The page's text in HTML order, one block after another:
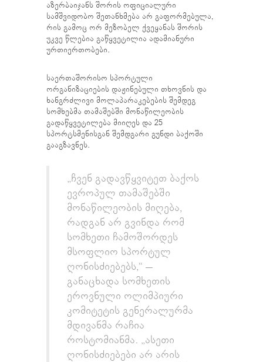
აზერბაიჯანს შორის ოფიციალური
სამშვიდობო შეთანხმება არ გაფორმებულა,
რის გამოც ორ მეზობელ ქვეყანას შორის
უკვე წლებია გაწყვეტილია ადამიანური
ურთიერთობები.
საერთაშორისო სპორტული
ორგანიზაციების დაჟინებული თხოვნის და
ხანგრძლივი მოლაპარაკებების შემდეგ
სომხებმა თამაშებში მონაწილეობის
გადაწყვეტილება მიიღეს და 25
სპორტსმენისგან შემდგარი გუნდი ბაქოში
გააგზავნეს.
„ჩვენ გადავწყვიტეთ ბაქოს
ევროპულ თამაშებში
მონაწილეობის მიღება,
რადგან არ გვინდა რომ
სომხეთი ჩამოშორდეს
მსოფლიო სპორტულ
ღონისძიებებს,“ –
განაცხადა სომხეთის
ეროვნული ოლიმპიური
კომიტეტის გენერალურმა
მდივანმა რაჩია
როსტომიანმა. „ასეთი
ღონისძიებები არ არის